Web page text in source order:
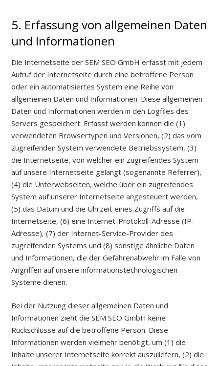
5. Erfassung von allgemeinen Daten
und Informationen
Die Internetseite der SEM SEO GmbH erfasst mit jedem
Aufruf der Internetseite durch eine betroffene Person
oder ein automatisiertes System eine Reihe von
allgemeinen Daten und Informationen. Diese allgemeinen
Daten und Informationen werden in den Logfiles des
Servers gespeichert. Erfasst werden können die (1)
verwendeten Browsertypen und Versionen, (2) das vom
zugreifenden System verwendete Betriebssystem, (3)
die Internetseite, von welcher ein zugreifendes System
auf unsere Internetseite gelangt (sogenannte Referrer),
(4) die Unterwebseiten, welche über ein zugreifendes
System auf unserer Internetseite angesteuert werden,
(5) das Datum und die Uhrzeit eines Zugriffs auf die
Internetseite, (6) eine Internet-Protokoll-Adresse (IP-
Adresse), (7) der Internet-Service-Provider des
zugreifenden Systems und (8) sonstige ähnliche Daten
und Informationen, die der Gefahrenabwehr im Falle von
Angriffen auf unsere informationstechnologischen
Systeme dienen.
Bei der Nutzung dieser allgemeinen Daten und
Informationen zieht die SEM SEO GmbH keine
Rückschlüsse auf die betroffene Person. Diese
Informationen werden vielmehr benötigt, um (1) die
Inhalte unserer Internetseite korrekt auszuliefern, (2) die